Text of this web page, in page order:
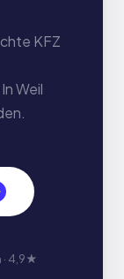
KFZ
Weil
4,9★